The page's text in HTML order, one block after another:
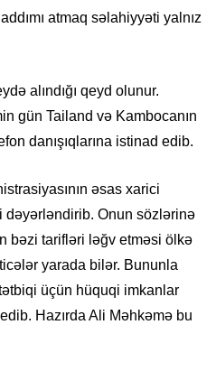
atmaq səlahiyyəti yalnız
alındığı qeyd olunur.
gün Tailand və Kambocanın
danışıqlarına istinad edib.
əsas xarici
Onun sözlərinə
bəzi tarifləri ləğv etməsi ölkə
yarada bilər. Bununla
üçün hüquqi imkanlar
Hazırda Ali Məhkəmə bu